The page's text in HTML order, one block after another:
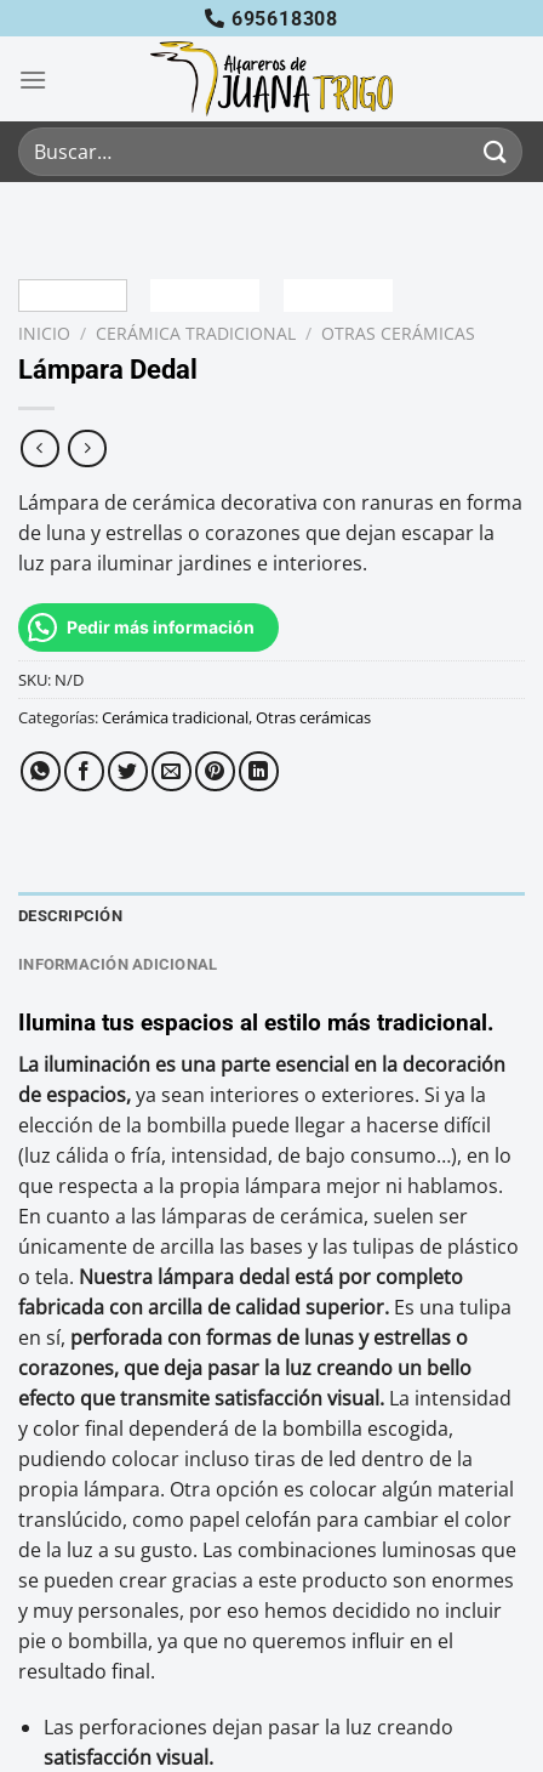
al
contenido
695618308
Buscar
por:
INICIO / CERÁMICA TRADICIONAL / OTRAS CERÁMICAS
Lámpara Dedal
Lámpara de cerámica decorativa con ranuras en forma
de luna y estrellas o corazones que dejan escapar la
luz para iluminar jardines e interiores.
Pedir más información
SKU: N/D
Categorías:Cerámica tradicional,Otras cerámicas
DESCRIPCIÓN
INFORMACIÓN ADICIONAL
Ilumina tus espacios al estilo más tradicional.
La iluminación es una parte esencial en la decoración
de espacios,ya sean interiores o exteriores. Si ya la
elección de la bombilla puede llegar a hacerse difícil
(luz cálida o fría, intensidad, de bajo consumo…), en lo
que respecta a la propia lámpara mejor ni hablamos.
En cuanto a las lámparas de cerámica, suelen ser
únicamente de arcilla las bases y las tulipas de plástico
o tela. Nuestra lámpara dedal está por completo
fabricada con arcilla de calidad superior. Es una tulipa
en sí, perforada con formas de lunas y estrellas o
corazones, que deja pasar la luz creando un bello
efecto que transmite satisfacción visual. La intensidad
y color final dependerá de la bombilla escogida,
pudiendo colocar incluso tiras de led dentro de la
propia lámpara. Otra opción es colocar algún material
translúcido, como papel celofán para cambiar el color
de la luz a su gusto. Las combinaciones luminosas que
se pueden crear gracias a este producto son enormes
y muy personales, por eso hemos decidido no incluir
pie o bombilla, ya que no queremos influir en el
resultado final.
Las perforaciones dejan pasar la luz creando
satisfacción visual.